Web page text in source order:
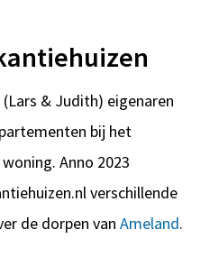
& Judith) eigenaren
bij het
Anno 2023
verschillende
de dorpen van Ameland.